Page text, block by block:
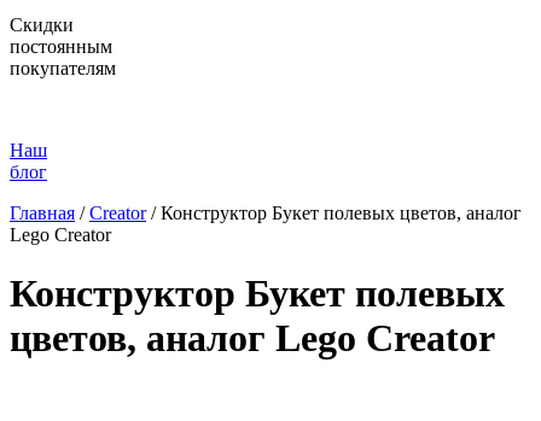
Скидки
постоянным
покупателям
Наш
блог
Главная /Creator/ Конструктор Букет полевых цветов, аналог
Lego Creator
Конструктор Букет полевых
цветов, аналог Lego Creator